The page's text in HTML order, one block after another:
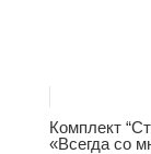
Комплект
«Всегда со